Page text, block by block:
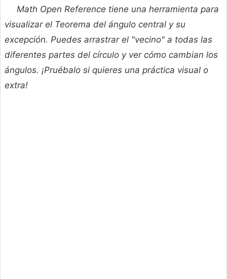
Math Open Reference tiene una herramienta para
visualizar el Teorema del ángulo central y su
excepción. Puedes arrastrar el "vecino" a todas las
diferentes partes del círculo y ver cómo cambian los
ángulos. ¡Pruébalo si quieres una práctica visual o
extra!